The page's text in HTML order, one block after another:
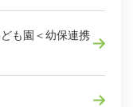
も園＜幼保連携